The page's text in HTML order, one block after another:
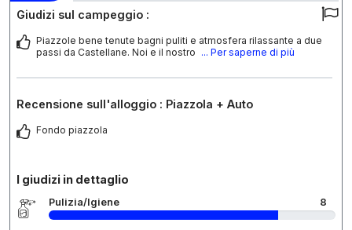
Giudizi sul campeggio :
Piazzole bene tenute bagni puliti e atmosfera rilassante a due
passi da Castellane. Noi e il nostro ... Per saperne di più
Recensione sull'alloggio : Piazzola + Auto
Fondo piazzola
I giudizi in dettaglio
Pulizia/Igiene 8